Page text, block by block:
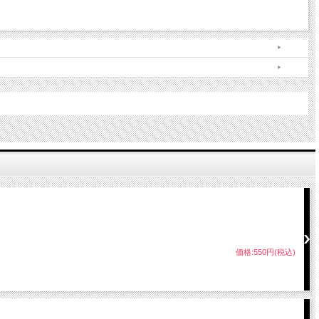
価格:550円(税込)